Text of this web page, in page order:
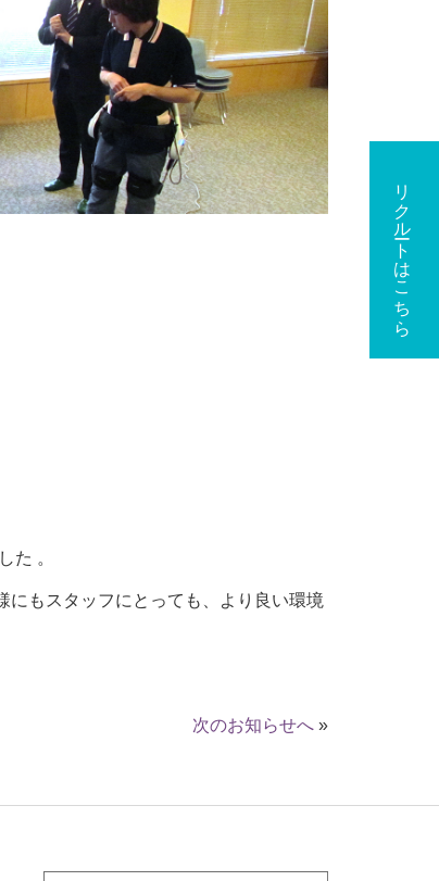
た 。
にもスタッフにとっても、より良い環境
次のお知らせへ »
リクルートはこちら